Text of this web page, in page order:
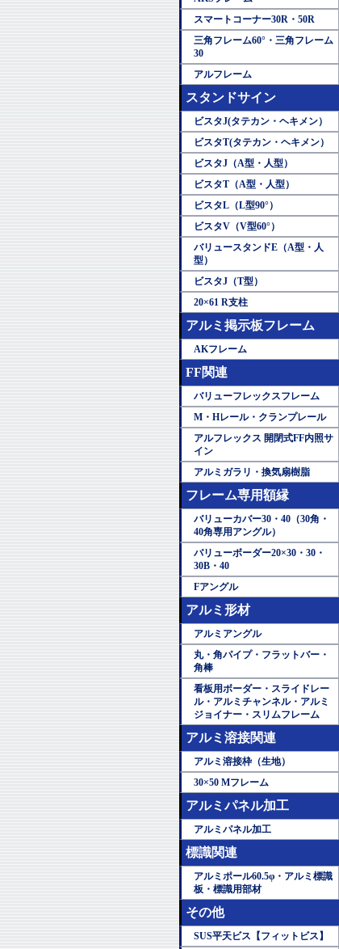
スマートコーナー30R・50R
三角フレーム60°・三角フレーム
30
アルフレーム
スタンドサイン
ビスタJ(タテカン・ヘキメン）
ビスタT(タテカン・ヘキメン）
ビスタJ（A型・人型）
ビスタT（A型・人型）
ビスタL（L型90°）
ビスタV（V型60°）
バリュースタンドE（A型・人
型）
ビスタJ（T型）
20×61 R支柱
アルミ掲示板フレーム
AKフレーム
FF関連
バリューフレックスフレーム
M・Hレール・クランプレール
アルフレックス 開閉式FF内照サ
イン
アルミガラリ・換気扇樹脂
フレーム専用額縁
バリューカバー30・40（30角・
40角専用アングル）
バリューボーダー20×30・30・
30B・40
Fアングル
アルミ形材
アルミアングル
丸・角パイプ・フラットバー・
角棒
看板用ボーダー・スライドレー
ル・アルミチャンネル・アルミ
ジョイナー・スリムフレーム
アルミ溶接関連
アルミ溶接枠（生地）
30×50 Mフレーム
アルミパネル加工
アルミパネル加工
標識関連
アルミポール60.5φ・アルミ標識
板・標識用部材
その他
SUS平天ビス【フィットビス】